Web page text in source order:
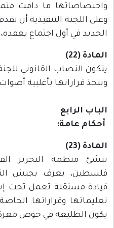
واختصاصاتها ما دامت
وعلى اللجنة التنفيذية أن
الجديد في أول اجتماع يعقده،
المادة (22)
يتكون النصاب القانوني
وتتخذ قراراتها بأغلبية
الباب الرابع
أحكام عامة:
المادة (23)
تنشئ منظمة التحرير
فلسطين، يعرف بجيش
قيادة مستقلة تعمل تحت
تعليماتها وقراراتها
يكون الطليعة في خوض